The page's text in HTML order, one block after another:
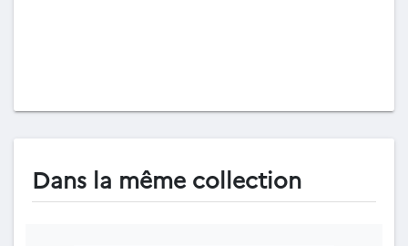
Dans la même collection